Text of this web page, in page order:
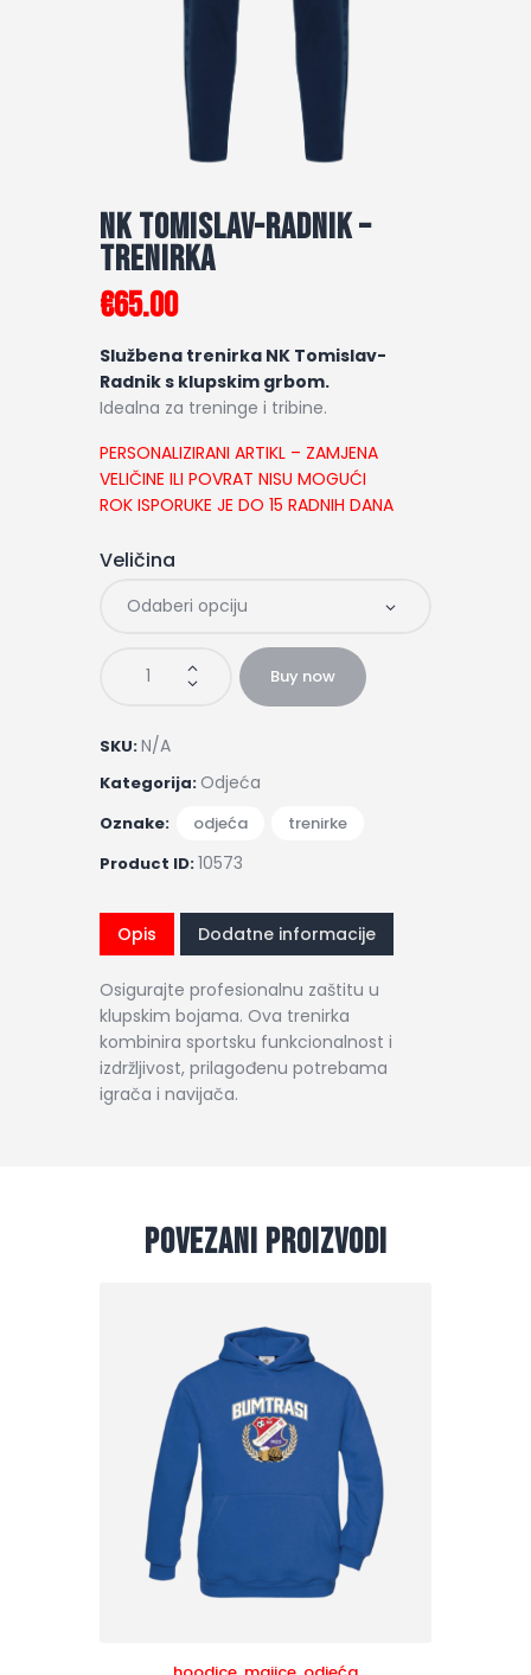
NK Tomislav-Radnik –
Trenirka
€65.00
Službena trenirka NK Tomislav-
Radnik s klupskim grbom.
Idealna za treninge i tribine.
PERSONALIZIRANI ARTIKL – ZAMJENA
VELIČINE ILI POVRAT NISU MOGUĆI
ROK ISPORUKE JE DO 15 RADNIH DANA
Veličina
Buy now
SKU:N/A
Kategorija: Odjeća
Oznake: odjeća
trenirke
Product ID:10573
Opis Dodatne informacije
Osigurajte profesionalnu zaštitu u
klupskim bojama. Ova trenirka
kombinira sportsku funkcionalnost i
izdržljivost, prilagođenu potrebama
igrača i navijača.
Povezani proizvodi